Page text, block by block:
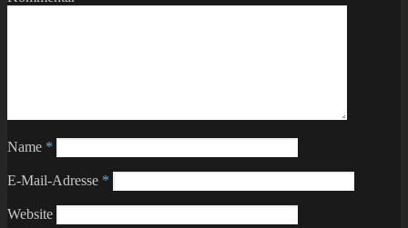
Name *
E-Mail-Adresse *
Website